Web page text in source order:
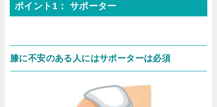
ポイント1： サポーター
膝に不安のある人にはサポーターは必須